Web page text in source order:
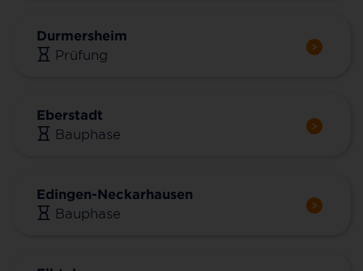
Durmersheim
Prüfung
Eberstadt
Bauphase
Edingen-Neckarhausen
Bauphase